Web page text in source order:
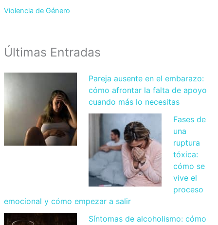
Violencia de Género
Últimas Entradas
Pareja ausente en el embarazo:
cómo afrontar la falta de apoyo
cuando más lo necesitas
Fases de
una
ruptura
tóxica:
cómo se
vive el
proceso
emocional y cómo empezar a salir
Síntomas de alcoholismo: cómo